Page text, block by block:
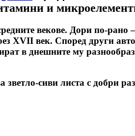
и
векове. Дори по-
XVII век. Според други
в днешните му
сиви листа с добри